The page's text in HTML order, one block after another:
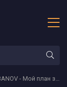
- Мой план забрать тебя мадам